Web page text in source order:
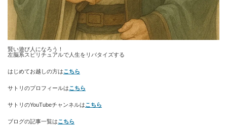
賢い遊び人になろう！
左脳系スピリチュアルで人生をリバタイズする
はじめてお越しの方はこちら
サトリのプロフィールはこちら
サトリのYouTubeチャンネルはこちら
ブログの記事一覧はこちら